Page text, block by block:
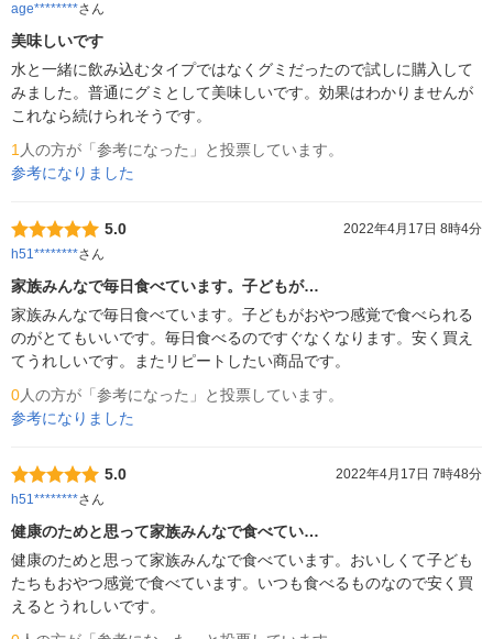
age********さん
美味しいです
水と一緒に飲み込むタイプではなくグミだったので試しに購入して
みました。普通にグミとして美味しいです。効果はわかりませんが
これなら続けられそうです。
1 人の方が「参考になった」と投票しています。
参考になりました
5.0
2022年4月17日 8時4分
h51********さん
家族みんなで毎日食べています。子どもが…
家族みんなで毎日食べています。子どもがおやつ感覚で食べられる
のがとてもいいです。毎日食べるのですぐなくなります。安く買え
てうれしいです。またリピートしたい商品です。
0人の方が「参考になった」と投票しています。
参考になりました
5.0
2022年4月17日 7時48分
h51********さん
健康のためと思って家族みんなで食べてい…
健康のためと思って家族みんなで食べています。おいしくて子ども
たちもおやつ感覚で食べています。いつも食べるものなので安く買
えるとうれしいです。